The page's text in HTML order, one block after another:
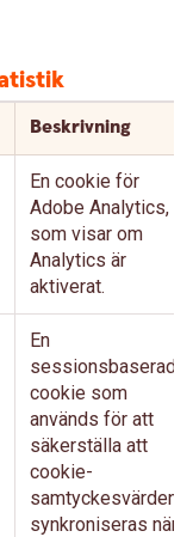
Beskrivning
En cookie för
Adobe Analytics,
som visar om
Analytics är
aktiverat.
En
sessionsbaserad-
cookie som
används för att
säkerställa att
cookie-
samtyckesvärden
synkroniseras när